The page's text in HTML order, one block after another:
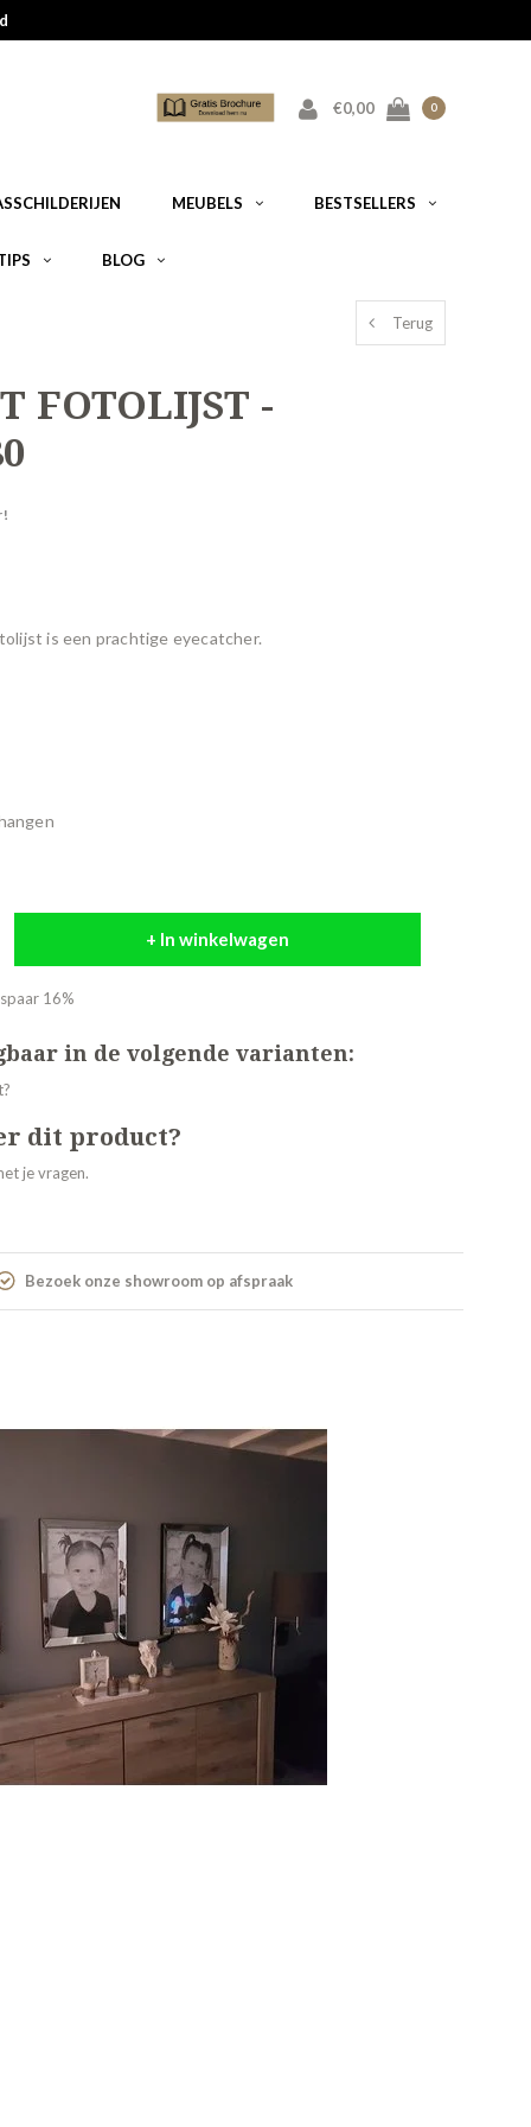
€0,00 0
MEUBELS BESTSELLERS
BLOG
Terug
FOTOLIJST -
is een prachtige eyecatcher.
+ In winkelwagen
16%
in de volgende varianten:
dit product?
je vragen.
Bezoek onze showroom op afspraak